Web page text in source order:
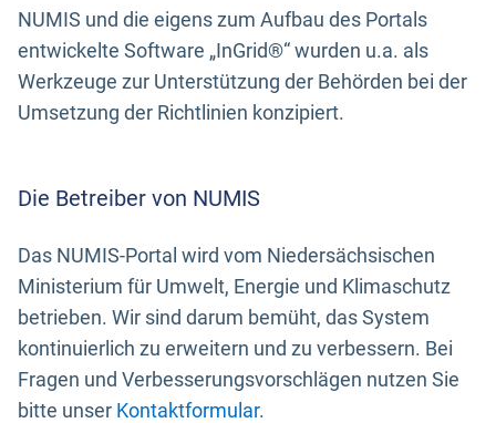
NUMIS und die eigens zum Aufbau des Portals
entwickelte Software „InGrid®“ wurden u.a. als
Werkzeuge zur Unterstützung der Behörden bei der
Umsetzung der Richtlinien konzipiert.
Die Betreiber von NUMIS
Das NUMIS-Portal wird vom Niedersächsischen
Ministerium für Umwelt, Energie und Klimaschutz
betrieben. Wir sind darum bemüht, das System
kontinuierlich zu erweitern und zu verbessern. Bei
Fragen und Verbesserungsvorschlägen nutzen Sie
bitte unser Kontaktformular.